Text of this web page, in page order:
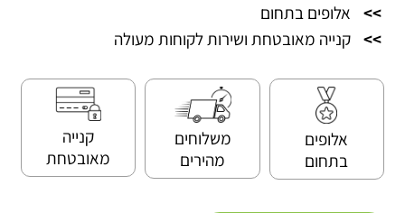
>>
אלופים בתחום
>> קנייה מאובטחת ושירות לקוחות מעולה
אלופים
בתחום
משלוחים
מהירים
קנייה
מאובטחת